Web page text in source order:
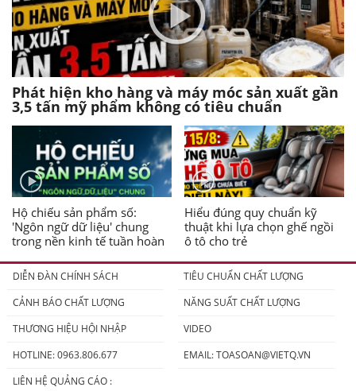
Phát hiện kho hàng và máy móc sản xuất gần
3,5 tấn mỹ phẩm không có tiêu chuẩn
Hộ chiếu sản phẩm số:
'Ngôn ngữ dữ liệu' chung
trong nền kinh tế tuần hoàn
Hiểu đúng quy chuẩn kỹ
thuật khi lựa chọn ghế ngồi
ô tô cho trẻ
DIỄN ĐÀN CHÍNH SÁCH
TIÊU CHUẨN CHẤT LƯỢNG
CẢNH BÁO CHẤT LƯỢNG
NĂNG SUẤT CHẤT LƯỢNG
THƯƠNG HIỆU HỘI NHẬP
VIDEO
HOTLINE: 0963.806.677
EMAIL:TOASOAN@VIETQ.VN
LIÊN HỆ QUẢNG CÁO :